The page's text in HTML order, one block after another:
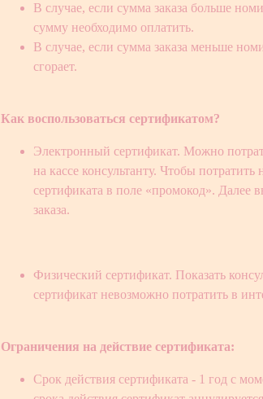
В случае, если сумма заказа больше
сумму необходимо оплатить.
В случае, если сумма заказа меньше
сгорает.
Как воспользоваться сертификатом?
Электронный сертификат. Можно
на кассе консультанту. Чтобы
сертификата в поле «промокод». Далее
заказа.
Физический сертификат. Показать
сертификат невозможно потратить в
Ограничения на действие сертификата:
Срок действия сертификата - 1 год с